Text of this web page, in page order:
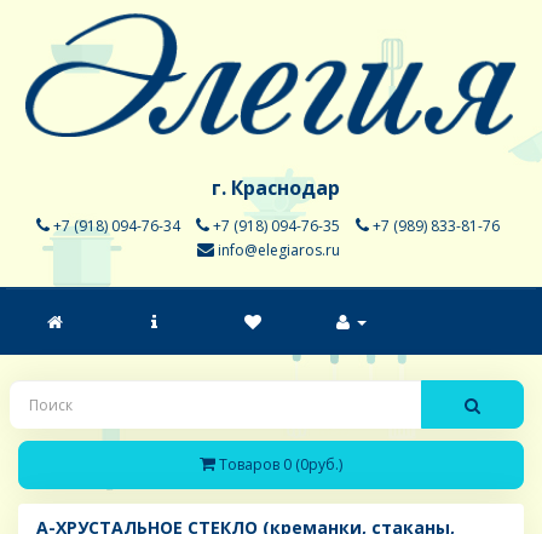
г. Краснодар
+7 (918) 094-76-34 +7 (918) 094-76-35
+7 (989) 833-81-76
info@elegiaros.ru
Товаров 0 (0руб.)
A-ХРУСТАЛЬНОЕ СТЕКЛО (креманки, стаканы,